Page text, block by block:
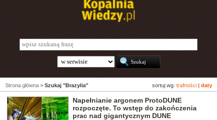
sortuj wg: trafności daty
Strona główna > Szukaj "Brazylia"
Napełnianie argonem ProtoDUNE
rozpoczęte. To wstęp do zakończenia
prac nad gigantycznym DUNE